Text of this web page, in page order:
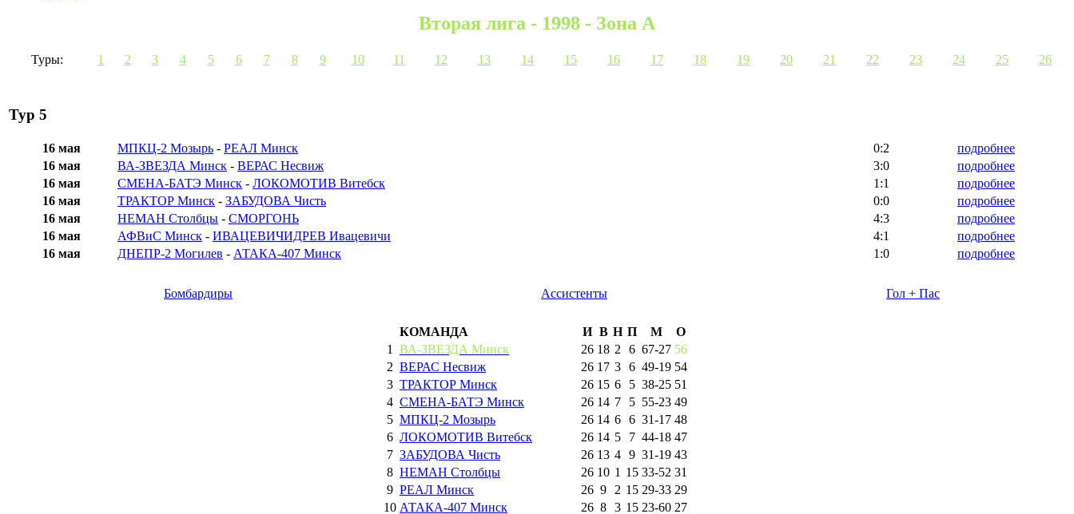
Вторая лига - 1998 - Зона А
Туры: 1 2 3 4 5 6 7 8 9 10 11 12 13 14 15 16 17 18 19 20 21 22 23 24 25 26
Тур 5
16 мая МПКЦ-2 Мозырь - РЕАЛ Минск 0:2
подробнее
16 мая
ВА-ЗВЕЗДА Минск - ВЕРАС Несвиж 3:0
подробнее
16 мая
СМЕНА-БАТЭ Минск - ЛОКОМОТИВ Витебск 1:1
подробнее
16 мая
ТРАКТОР Минск - ЗАБУДОВА Чисть 0:0
подробнее
16 мая
НЕМАН Столбцы - СМОРГОНЬ 4:3
подробнее
16 мая
АФВиС Минск - ИВАЦЕВИЧИДРЕВ Ивацевичи 4:1
подробнее
16 мая
ДНЕПР-2 Могилев - АТАКА-407 Минск 1:0 подробнее
Бомбардиры Ассистенты Гол + Пас
КОМАНДА И В Н П М
О
1
ВА-ЗВЕЗДА Минск 26 18 2 6 67-27 56
2 ВЕРАС Несвиж 26 17 3 6 49-19 54
3 ТРАКТОР Минск 26 15 6 5 38-25 51
4 СМЕНА-БАТЭ Минск 26 14 7 5 55-23 49
5 МПКЦ-2 Мозырь 26 14 6 6 31-17 48
6 ЛОКОМОТИВ Витебск 26 14 5 7 44-18 47
7 ЗАБУДОВА Чисть 26 13 4 9 31-19 43
8 НЕМАН Столбцы 26 10 1 15 33-52 31
9 РЕАЛ Минск 26 9 2 15 29-33 29
10 АТАКА-407 Минск 26 8 3 15 23-60 27